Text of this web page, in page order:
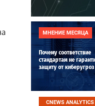
МНЕНИЕ МЕСЯЦА
Почему соответствие
стандартам не
защиту от киберугроз
CNEWS ANALYTICS